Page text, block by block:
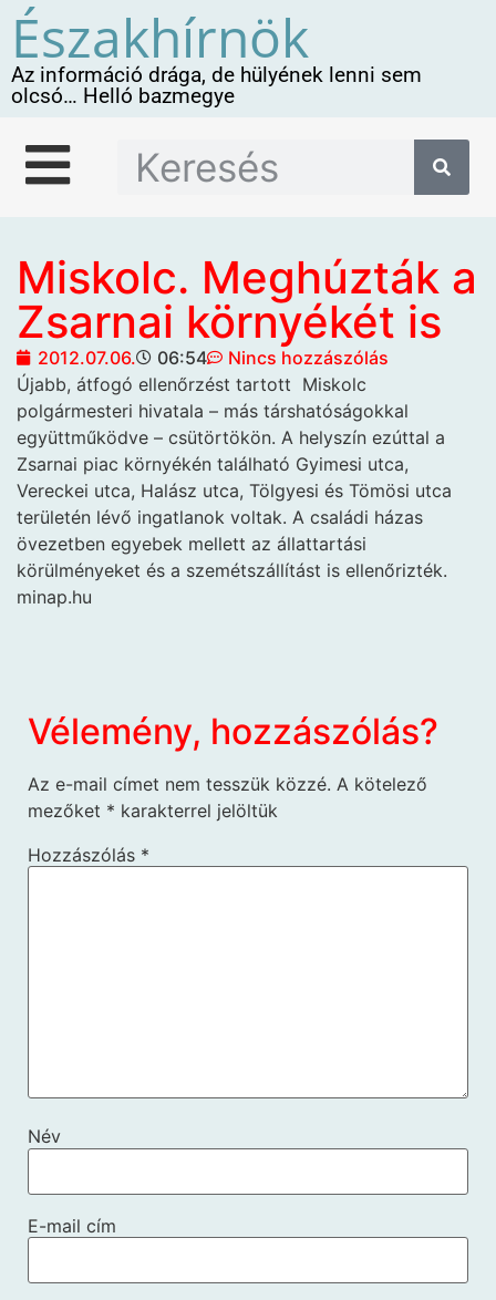
Északhírnök
Az információ drága, de hülyének lenni sem
olcsó… Helló bazmegye
Miskolc. Meghúzták a
Zsarnai környékét is
2012.07.06. 06:54
Nincs hozzászólás
Újabb, átfogó ellenőrzést tartott Miskolc
polgármesteri hivatala – más társhatóságokkal
együttműködve – csütörtökön. A helyszín ezúttal a
Zsarnai piac környékén található Gyimesi utca,
Vereckei utca, Halász utca, Tölgyesi és Tömösi utca
területén lévő ingatlanok voltak. A családi házas
övezetben egyebek mellett az állattartási
körülményeket és a szemétszállítást is ellenőrizték.
minap.hu
Vélemény, hozzászólás?
Az e-mail címet nem tesszük közzé. A kötelező
mezőket * karakterrel jelöltük
Hozzászólás *
Név
E-mail cím